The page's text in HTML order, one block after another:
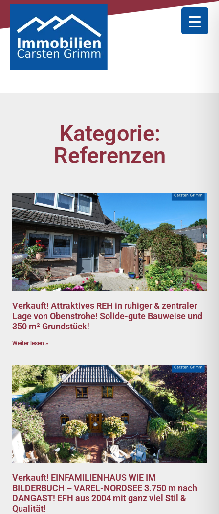
Kategorie:
Referenzen
Verkauft! Attraktives REH in ruhiger & zentraler
Lage von Obenstrohe! Solide-gute Bauweise und
350 m² Grundstück!
Weiter lesen »
Verkauft! EINFAMILIENHAUS WIE IM
BILDERBUCH – VAREL-NORDSEE 3.750 m nach
DANGAST! EFH aus 2004 mit ganz viel Stil &
Qualität!